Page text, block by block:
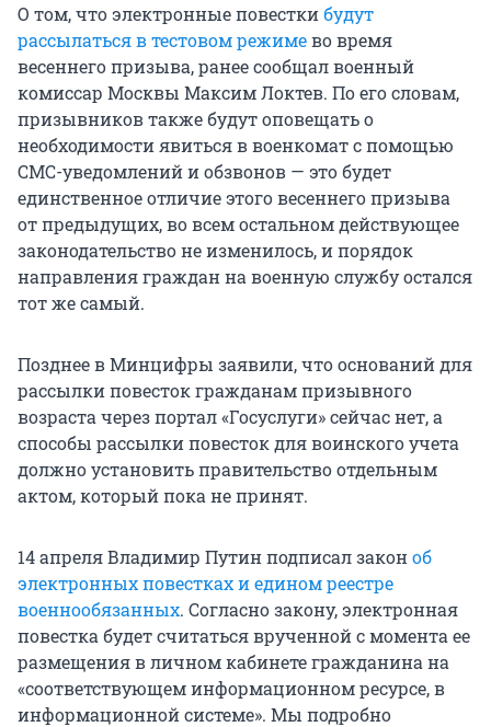
О том, что электронные повесткибудут
рассылаться в тестовом режимево время
весеннего призыва, ранее сообщал военный
комиссар Москвы Максим Локтев. По его словам,
призывников также будут оповещать о
необходимости явиться в военкомат с помощью
СМС-уведомлений и обзвонов — это будет
единственное отличие этого весеннего призыва
от предыдущих, во всем остальном действующее
законодательство не изменилось, и порядок
направления граждан на военную службу остался
тот же самый.
Позднее в Минцифры заявили, что оснований для
рассылки повесток гражданам призывного
возраста через портал «Госуслуги» сейчас нет, а
способы рассылки повесток для воинского учета
должно установить правительство отдельным
актом, который пока не принят.
14 апреля Владимир Путин подписал законоб
электронных повестках и едином реестре
военнообязанных. Согласно закону, электронная
повестка будет считаться врученной с момента ее
размещения в личном кабинете гражданина на
«соответствующем информационном ресурсе, в
информационной системе». Мы подробно